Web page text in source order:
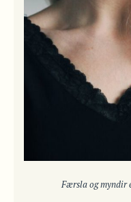
Færsla og myndir